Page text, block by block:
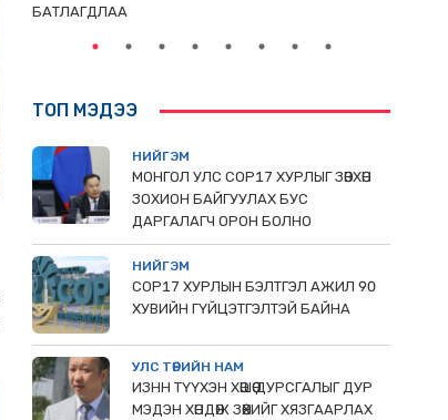
БАТЛАГДЛАА
ТОП МЭДЭЭ
НИЙГЭМ
МОНГОЛ УЛС СОР17 ХУРЛЫГ ЗӨВХӨН
ЗОХИОН БАЙГУУЛАХ БУС
ДАРГАЛАГЧ ОРОН БОЛНО
НИЙГЭМ
COP17 ХУРЛЫН БЭЛТГЭЛ АЖИЛ 90
ХУВИЙН ГҮЙЦЭТГЭЛТЭЙ БАЙНА
УЛС ТӨРИЙН НАМ
ИЗНН ТҮҮХЭН ХӨШӨӨ ДУРСГАЛЫГ ДУР
МЭДЭН ХӨНДӨЖ ЗӨӨХИЙГ ХЯЗГААРЛАХ